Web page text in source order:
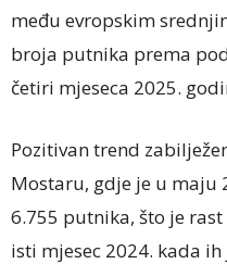
među evropskim
broja putnika prema
četiri mjeseca 2025.
Pozitivan trend
Mostaru, gdje je u maju
6.755 putnika, što je
isti mjesec 2024. kada